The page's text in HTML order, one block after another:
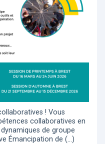
! Vous
collaboratives en
de groupe
Émancipation de (…)